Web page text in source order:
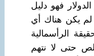
فهو دليل
لم يكن هناك أي
الرأسمالية
حتى لا نتهم